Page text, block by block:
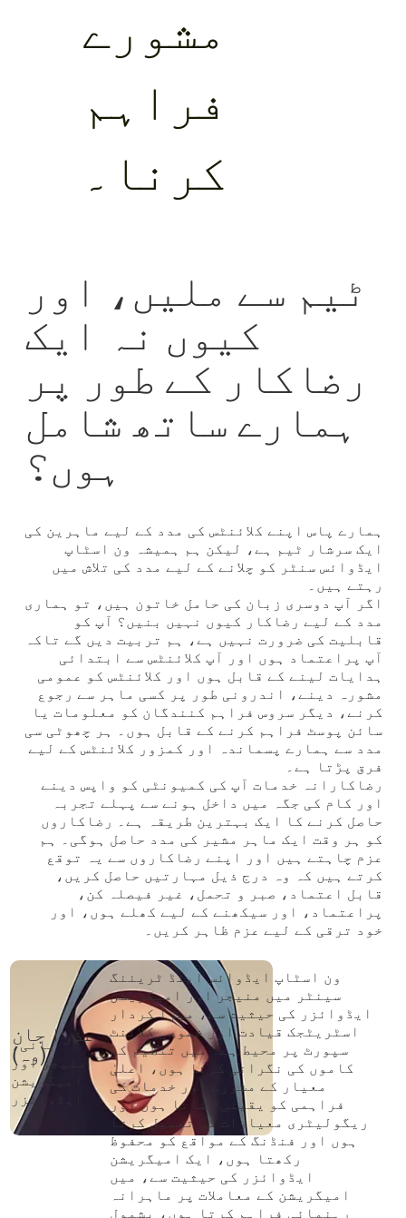
مشورے
فراہم
کرنا۔
ٹیم سے ملیں، اور
کیوں نہ ایک
رضاکار کے طور پر
ہمارے ساتھ شامل
ہوں؟
ہمارے پاس اپنے کلائنٹس کی مدد کے لیے ماہرین کی
ایک سرشار ٹیم ہے، لیکن ہم ہمیشہ ون اسٹاپ
ایڈوائس سنٹر کو چلانے کے لیے مدد کی تلاش میں
رہتے ہیں۔
اگر آپ دوسری زبان کی حامل خاتون ہیں، تو ہماری
مدد کے لیے رضاکار کیوں نہیں بنیں؟ آپ کو
قابلیت کی ضرورت نہیں ہے، ہم تربیت دیں گے تاکہ
آپ پراعتماد ہوں اور آپ کلائنٹس سے ابتدائی
ہدایات لینے کے قابل ہوں اور کلائنٹس کو عمومی
مشورہ دینے، اندرونی طور پر کسی ماہر سے رجوع
کرنے، دیگر سروس فراہم کنندگان کو معلومات یا
سائن پوسٹ فراہم کرنے کے قابل ہوں۔ ہر چھوٹی سی
مدد سے ہمارے پسماندہ اور کمزور کلائنٹس کے لیے
فرق پڑتا ہے۔
رضاکارانہ خدمات آپ کی کمیونٹی کو واپس دینے
اور کام کی جگہ میں داخل ہونے سے پہلے تجربہ
حاصل کرنے کا ایک بہترین طریقہ ہے۔ رضاکاروں
کو ہر وقت ایک ماہر مشیر کی مدد حاصل ہوگی۔ ہم
عزم چاہتے ہیں اور اپنے رضاکاروں سے یہ توقع
کرتے ہیں کہ وہ درج ذیل مہارتیں حاصل کریں،
قابل اعتماد، صبر و تحمل، غیر فیصلہ کن،
پراعتماد، اور سیکھنے کے لیے کھلے ہوں، اور
خود ترقی کے لیے عزم ظاہر کریں۔
عذرا جان
(وہ)
بانی،
منیجر اور
امیگریشن
ایڈوائزر
ون اسٹاپ ایڈوائس اینڈ ٹریننگ
سینٹر میں منیجر اور امیگریشن
ایڈوائزر کی حیثیت سے، میرا کردار
اسٹریٹجک قیادت اور خصوصی کلائنٹ
سپورٹ پر محیط ہے۔ میں تنظیم کے
کاموں کی نگرانی کرتا ہوں، اعلیٰ
معیار کے مشورے اور خدمات کی
فراہمی کو یقینی بناتا ہوں اور
ریگولیٹری معیارات کی تعمیل کرتا
ہوں اور فنڈنگ کے مواقع کو محفوظ
رکھتا ہوں، ایک امیگریشن
ایڈوائزر کی حیثیت سے، میں
امیگریشن کے معاملات پر ماہرانہ
رہنمائی فراہم کرتا ہوں، بشمول